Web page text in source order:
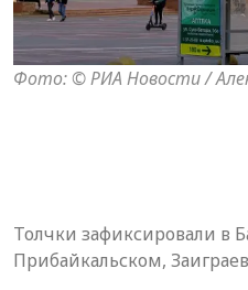
Фото: © РИА Новости /
Толчки зафиксировали в
Прибайкальском,